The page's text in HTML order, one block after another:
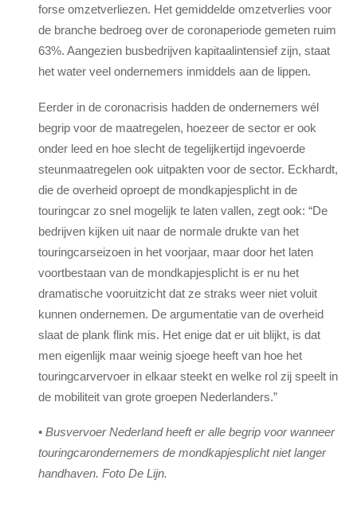
forse omzetverliezen. Het gemiddelde omzetverlies voor
de branche bedroeg over de coronaperiode gemeten ruim
63%. Aangezien busbedrijven kapitaalintensief zijn, staat
het water veel ondernemers inmiddels aan de lippen.
Eerder in de coronacrisis hadden de ondernemers wél
begrip voor de maatregelen, hoezeer de sector er ook
onder leed en hoe slecht de tegelijkertijd ingevoerde
steunmaatregelen ook uitpakten voor de sector. Eckhardt,
die de overheid oproept de mondkapjesplicht in de
touringcar zo snel mogelijk te laten vallen, zegt ook: “De
bedrijven kijken uit naar de normale drukte van het
touringcarseizoen in het voorjaar, maar door het laten
voortbestaan van de mondkapjesplicht is er nu het
dramatische vooruitzicht dat ze straks weer niet voluit
kunnen ondernemen. De argumentatie van de overheid
slaat de plank flink mis. Het enige dat er uit blijkt, is dat
men eigenlijk maar weinig sjoege heeft van hoe het
touringcarvervoer in elkaar steekt en welke rol zij speelt in
de mobiliteit van grote groepen Nederlanders.”
•Busvervoer Nederland heeft er alle begrip voor wanneer
touringcarondernemers de mondkapjesplicht niet langer
handhaven. Foto De Lijn.